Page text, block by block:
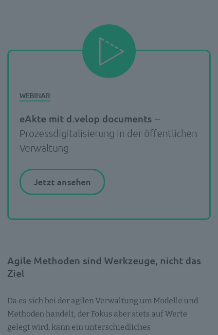
eAkte mit d.velop documents –
Prozessdigitalisierung in der öffentlichen
Verwaltung
Jetzt ansehen
Agile Methoden sind Werkzeuge, nicht das
Ziel
Da es sich bei der agilen Verwaltung um Modelle und
Methoden handelt, der Fokus aber stets auf Werte
gelegt wird, kann ein unterschiedliches